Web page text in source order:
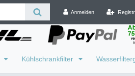
Anmelden
Kühlschrankfilter